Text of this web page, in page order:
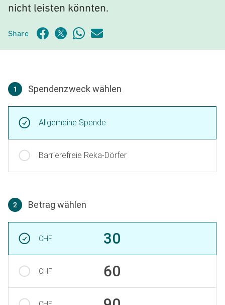
nicht leisten könnten.
Share
1 Spendenzweck wählen
Allgemeine Spende
Barrierefreie Reka-Dörfer
2 Betrag wählen
CHF 30
CHF 60